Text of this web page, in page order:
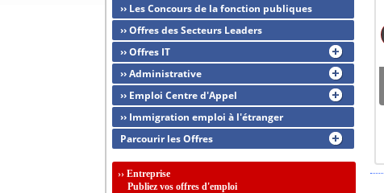
›› Les Concours de la fonction publiques
›› Offres des Secteurs Leaders
›› Offres IT
›› Administrative
›› Emploi Centre d'Appel
›› Immigration emploi à l'étranger
Parcourir les Offres
›› Entreprise
Publiez vos offres d'emploi